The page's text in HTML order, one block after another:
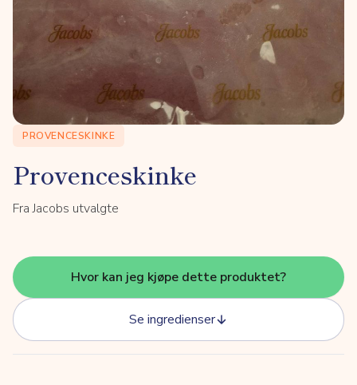
PROVENCESKINKE
Provenceskinke
Fra Jacobs utvalgte
Hvor kan jeg kjøpe dette produktet?
Se ingredienser